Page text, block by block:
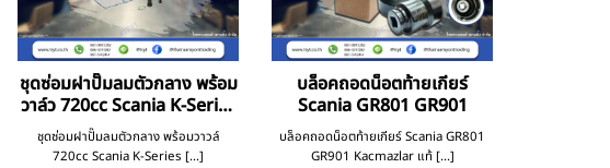
ชุดซ่อมฝาปั๊มลมตัวกลาง พร้อม
วาล์ว 720cc Scania K-Series
P-Series
ชุดซ่อมฝาปั๊มลมตัวกลาง พร้อมวาวล์
720cc Scania K-Series [...]
บล็อคถอดน็อตท้ายเกียร์
Scania GR801 GR901
บล็อคถอดน็อตท้ายเกียร์ Scania GR801
GR901 Kacmazlar แท้ [...]